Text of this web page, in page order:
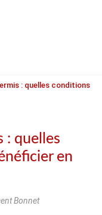
: quelles conditions
: quelles
en
Bonnet